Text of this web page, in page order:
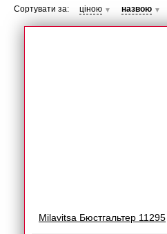
Сортувати за: ціною ▼ назвою ▼
Milavitsa Бюстгальтер 11295